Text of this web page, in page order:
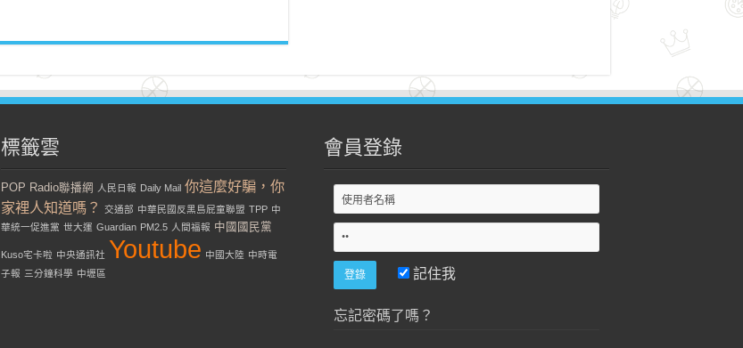
標籤雲
POP Radio聯播網 人民日報 Daily Mail 你這麼好騙，你
家裡人知道嗎？
交通部 中華民國反黑島屁童聯盟 TPP 中
華統一促進黨 世大運 Guardian PM2.5 人間福報 中國國民黨
Kuso宅卡啦 中央通訊社 Youtube 中國大陸 中時電
子報 三分鐘科學 中壢區
會員登錄
記住我
忘記密碼了嗎？